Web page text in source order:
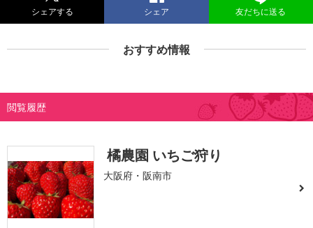
シェアする シェア 友だちに送る
おすすめ情報
閲覧履歴
橘農園 いちご狩り
大阪府・阪南市